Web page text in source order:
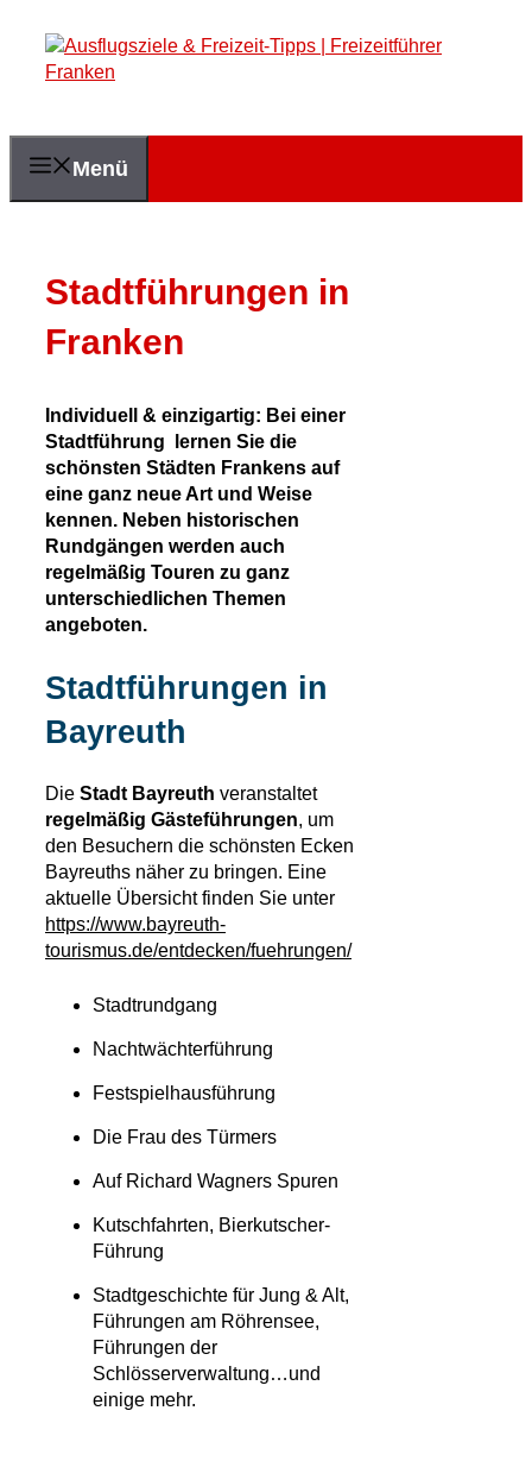
Inhalt
springen
Menü
Stadtführungen in
Franken
Individuell & einzigartig: Bei einer
Stadtführung lernen Sie die
schönsten Städten Frankens auf
eine ganz neue Art und Weise
kennen. Neben historischen
Rundgängen werden auch
regelmäßig Touren zu ganz
unterschiedlichen Themen
angeboten.
Stadtführungen in
Bayreuth
Die Stadt Bayreuth veranstaltet
regelmäßig Gästeführungen, um
den Besuchern die schönsten Ecken
Bayreuths näher zu bringen. Eine
aktuelle Übersicht finden Sie unter
https://www.bayreuth-
tourismus.de/entdecken/fuehrungen/
Stadtrundgang
Nachtwächterführung
Festspielhausführung
Die Frau des Türmers
Auf Richard Wagners Spuren
Kutschfahrten, Bierkutscher-
Führung
Stadtgeschichte für Jung & Alt,
Führungen am Röhrensee,
Führungen der
Schlösserverwaltung…und
einige mehr.